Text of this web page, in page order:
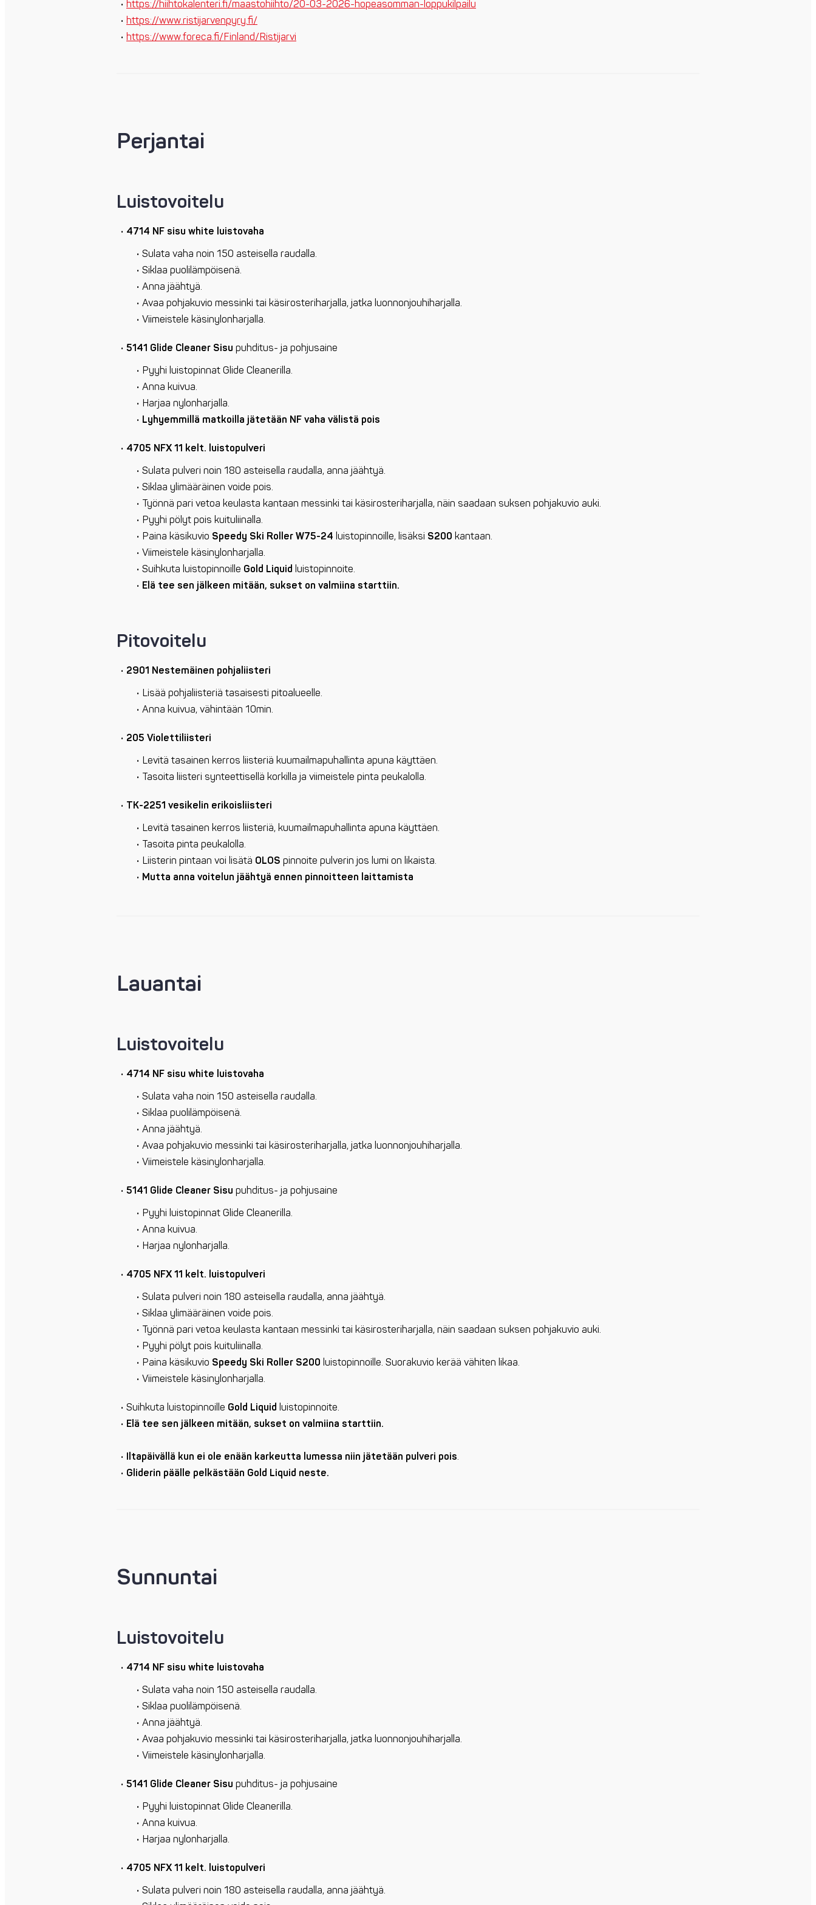
https://hiihtokalenteri.fi/maastohiihto/20-03-2026-hopeasomman-loppukilpailu
https://www.ristijarvenpyry.fi/
https://www.foreca.fi/Finland/Ristijarvi
Perjantai
Luistovoitelu
4714 NF sisu white luistovaha
Sulata vaha noin 150 asteisella raudalla.
Siklaa puolilämpöisenä.
Anna jäähtyä.
Avaa pohjakuvio messinki tai käsirosteriharjalla, jatka luonnonjouhiharjalla.
Viimeistele käsinylonharjalla.
5141 Glide Cleaner Sisu puhditus- ja pohjusaine
Pyyhi luistopinnat Glide Cleanerilla.
Anna kuivua.
Harjaa nylonharjalla.
Lyhyemmillä matkoilla jätetään NF vaha välistä pois
4705 NFX 11 kelt. luistopulveri
Sulata pulveri noin 180 asteisella raudalla, anna jäähtyä.
Siklaa ylimääräinen voide pois.
Työnnä pari vetoa keulasta kantaan messinki tai käsirosteriharjalla, näin saadaan suksen pohjakuvio auki.
Pyyhi pölyt pois kuituliinalla.
Paina käsikuvio Speedy Ski Roller W75-24 luistopinnoille, lisäksi S200 kantaan.
Viimeistele käsinylonharjalla.
Suihkuta luistopinnoille Gold Liquid luistopinnoite.
Elä tee sen jälkeen mitään, sukset on valmiina starttiin.
Pitovoitelu
2901 Nestemäinen pohjaliisteri
Lisää pohjaliisteriä tasaisesti pitoalueelle.
Anna kuivua, vähintään 10min.
205 Violettiliisteri
Levitä tasainen kerros liisteriä kuumailmapuhallinta apuna käyttäen.
Tasoita liisteri synteettisellä korkilla ja viimeistele pinta peukalolla.
TK-2251 vesikelin erikoisliisteri
Levitä tasainen kerros liisteriä, kuumailmapuhallinta apuna käyttäen.
Tasoita pinta peukalolla.
Liisterin pintaan voi lisätä OLOS pinnoite pulverin jos lumi on likaista.
Mutta anna voitelun jäähtyä ennen pinnoitteen laittamista
Lauantai
Luistovoitelu
4714 NF sisu white luistovaha
Sulata vaha noin 150 asteisella raudalla.
Siklaa puolilämpöisenä.
Anna jäähtyä.
Avaa pohjakuvio messinki tai käsirosteriharjalla, jatka luonnonjouhiharjalla.
Viimeistele käsinylonharjalla.
5141 Glide Cleaner Sisu puhditus- ja pohjusaine
Pyyhi luistopinnat Glide Cleanerilla.
Anna kuivua.
Harjaa nylonharjalla.
4705 NFX 11 kelt. luistopulveri
Sulata pulveri noin 180 asteisella raudalla, anna jäähtyä.
Siklaa ylimääräinen voide pois.
Työnnä pari vetoa keulasta kantaan messinki tai käsirosteriharjalla, näin saadaan suksen pohjakuvio auki.
Pyyhi pölyt pois kuituliinalla.
Paina käsikuvio Speedy Ski Roller S200 luistopinnoille. Suorakuvio kerää vähiten likaa.
Viimeistele käsinylonharjalla.
Suihkuta luistopinnoille Gold Liquid luistopinnoite.
Elä tee sen jälkeen mitään, sukset on valmiina starttiin.
Iltapäivällä kun ei ole enään karkeutta lumessa niin jätetään pulveri pois.
Gliderin päälle pelkästään Gold Liquid neste.
Sunnuntai
Luistovoitelu
4714 NF sisu white luistovaha
Sulata vaha noin 150 asteisella raudalla.
Siklaa puolilämpöisenä.
Anna jäähtyä.
Avaa pohjakuvio messinki tai käsirosteriharjalla, jatka luonnonjouhiharjalla.
Viimeistele käsinylonharjalla.
5141 Glide Cleaner Sisu puhditus- ja pohjusaine
Pyyhi luistopinnat Glide Cleanerilla.
Anna kuivua.
Harjaa nylonharjalla.
4705 NFX 11 kelt. luistopulveri
Sulata pulveri noin 180 asteisella raudalla, anna jäähtyä.